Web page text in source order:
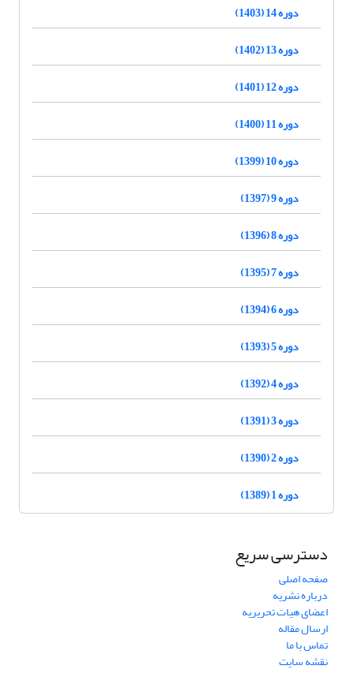
دوره 14 (1403)
دوره 13 (1402)
دوره 12 (1401)
دوره 11 (1400)
دوره 10 (1399)
دوره 9 (1397)
دوره 8 (1396)
دوره 7 (1395)
دوره 6 (1394)
دوره 5 (1393)
دوره 4 (1392)
دوره 3 (1391)
دوره 2 (1390)
دوره 1 (1389)
دسترسی سریع
صفحه اصلی
درباره نشریه
اعضای هیات تحریریه
ارسال مقاله
تماس با ما
نقشه سایت